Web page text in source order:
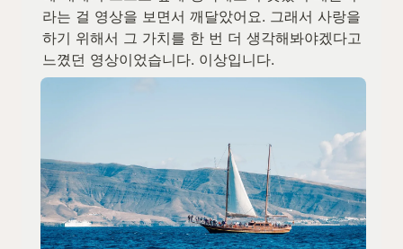
라는 걸 영상을 보면서 깨달았어요. 그래서 사랑을
하기 위해서 그 가치를 한 번 더 생각해봐야겠다고
느꼈던 영상이었습니다. 이상입니다.